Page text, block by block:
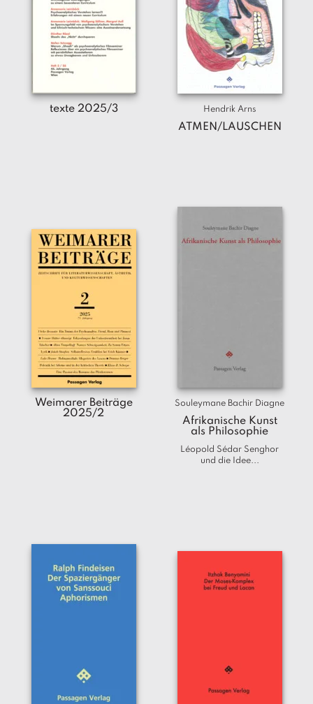
texte 2025/3 Hendrik Arns
ATMEN/LAUSCHEN
Weimarer Beiträge
2025/2
Souleymane Bachir Diagne
Afrikanische Kunst
als Philosophie
Léopold Sédar Senghor
und die Idee...